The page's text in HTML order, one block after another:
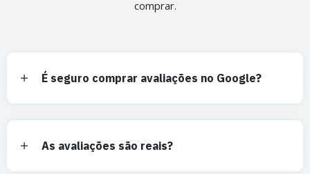
comprar.
É seguro comprar avaliações no Google?
As avaliações são reais?